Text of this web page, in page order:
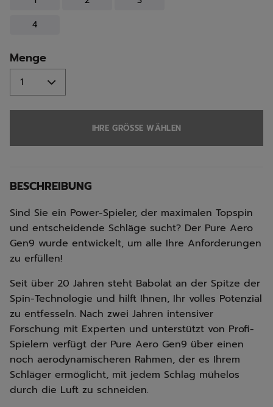
4
Menge
IHRE GRÖSSE WÄHLEN
BESCHREIBUNG
Sind Sie ein Power-Spieler, der maximalen Topspin
und entscheidende Schläge sucht? Der Pure Aero
Gen9 wurde entwickelt, um alle Ihre Anforderungen
zu erfüllen!
Seit über 20 Jahren steht Babolat an der Spitze der
Spin-Technologie und hilft Ihnen, Ihr volles Potenzial
zu entfesseln. Nach zwei Jahren intensiver
Forschung mit Experten und unterstützt von Profi-
Spielern verfügt der Pure Aero Gen9 über einen
noch aerodynamischeren Rahmen, der es Ihrem
Schläger ermöglicht, mit jedem Schlag mühelos
durch die Luft zu schneiden.